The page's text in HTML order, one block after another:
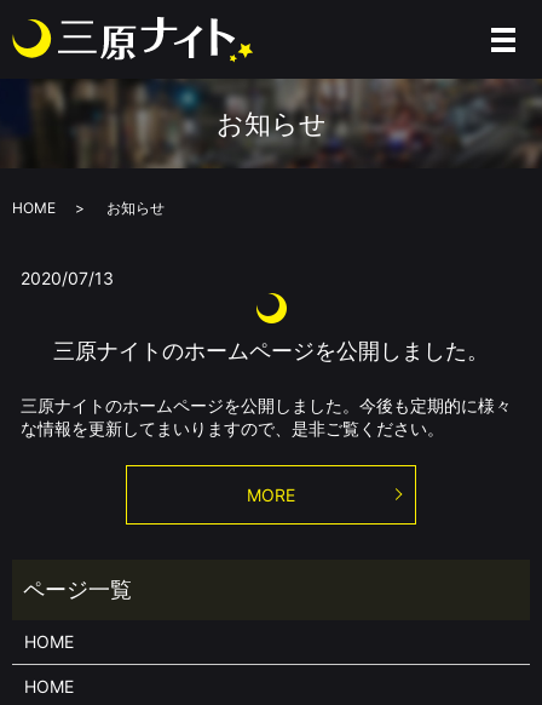
お知らせ
HOME お知らせ
2020/07/13
三原ナイトのホームページを公開しました。
三原ナイトのホームページを公開しました。今後も定期的に様々
な情報を更新してまいりますので、是非ご覧ください。
MORE
HOME
HOME